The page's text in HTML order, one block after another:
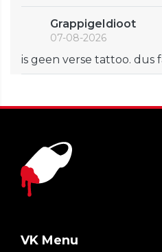
GrappigeIdioot
07-08-2026
is geen verse tattoo. dus
VK Menu